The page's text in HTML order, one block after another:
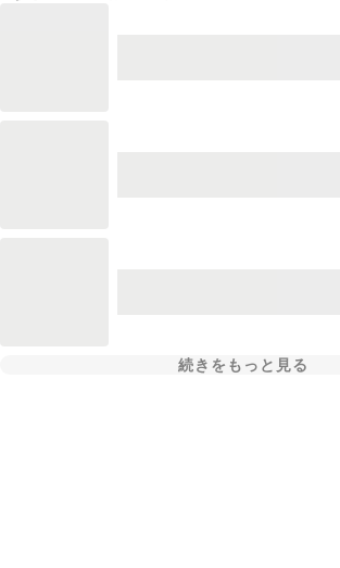
続きをもっと見る